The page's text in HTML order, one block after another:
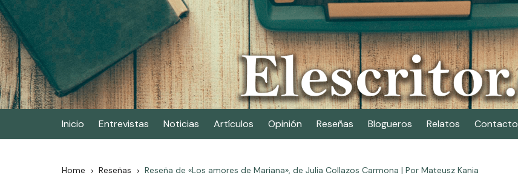
Skip
to
content
Elescritor.es
El periódico digital de los escritores
Inicio Entrevistas Noticias Artículos Opinión Reseñas Blogueros Relatos Contacto
Home Reseñas Reseña de «Los amores de Mariana», de Julia Collazos Carmona | Por Mateusz Kania